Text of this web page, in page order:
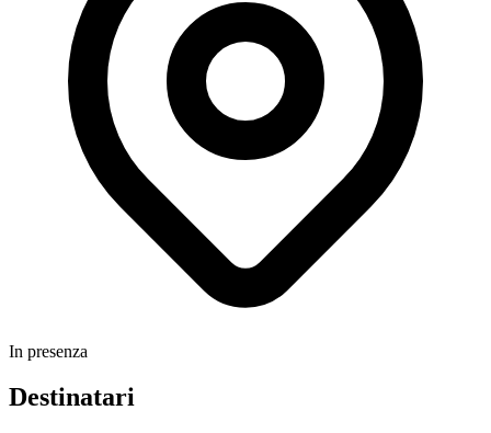
In presenza
Destinatari